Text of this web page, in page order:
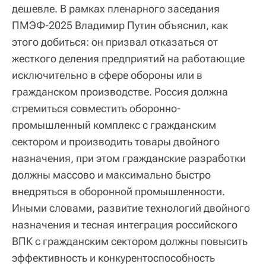
дешевле. В рамках пленарного заседания
ПМЭФ-2025 Владимир Путин объяснил, как
этого добиться: он призвал отказаться от
жесткого деления предприятий на работающие
исключительно в сфере обороны или в
гражданском производстве. Россия должна
стремиться совместить оборонно-
промышленный комплекс с гражданским
сектором и производить товары двойного
назначения, при этом гражданские разработки
должны массово и максимально быстро
внедряться в оборонной промышленности.
Иными словами, развитие технологий двойного
назначения и тесная интеграция российского
ВПК с гражданским сектором должны повысить
эффективность и конкурентоспособность